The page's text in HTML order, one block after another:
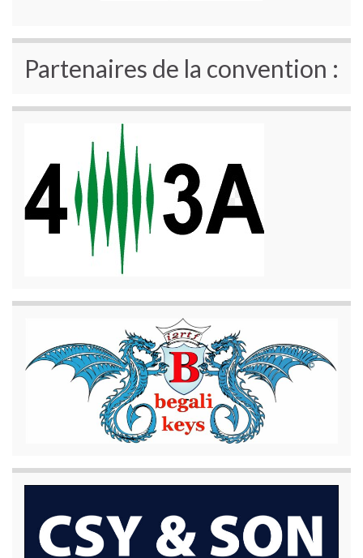
Partenaires de la convention :